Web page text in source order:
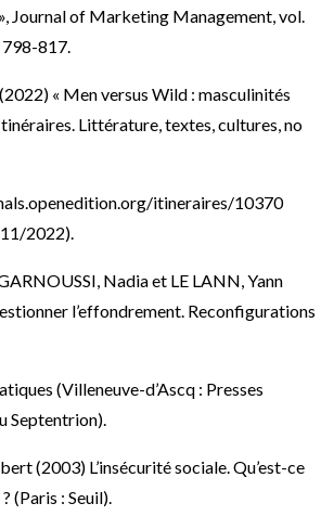
Journal of Marketing Management, vol.
817.
« Men versus Wild : masculinités
Littérature, textes, cultures, no
itineraires/10370
2022).
Nadia et LE LANN, Yann
l’effondrement. Reconfigurations
(Villeneuve-d’Ascq : Presses
Septentrion).
(2003) L’insécurité sociale. Qu’est-ce
(Paris : Seuil).